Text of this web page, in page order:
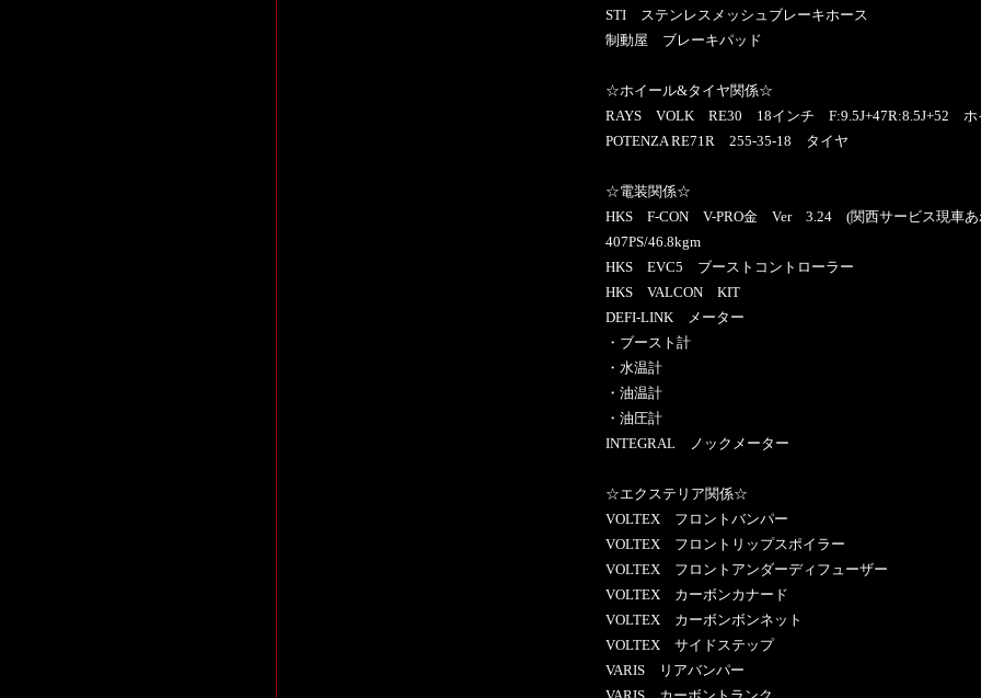
STI ステンレスメッシュブレーキホース
制動屋 ブレーキパッド
☆ホイール&タイヤ関係☆
RAYS VOLK RE30 18インチ F:9.5J+47R:8.5J+52 ホ
POTENZA RE71R 255-35-18 タイヤ
☆電装関係☆
HKS F-CON V-PRO金 Ver 3.24 (関西サービス現車あ
407PS/46.8kgm
HKS EVC5 ブーストコントローラー
HKS VALCON KIT
DEFI-LINK メーター
・ブースト計
・水温計
・油温計
・油圧計
INTEGRAL ノックメーター
☆エクステリア関係☆
VOLTEX フロントバンパー
VOLTEX フロントリップスポイラー
VOLTEX フロントアンダーディフューザー
VOLTEX カーボンカナード
VOLTEX カーボンボンネット
VOLTEX サイドステップ
VARIS リアバンパー